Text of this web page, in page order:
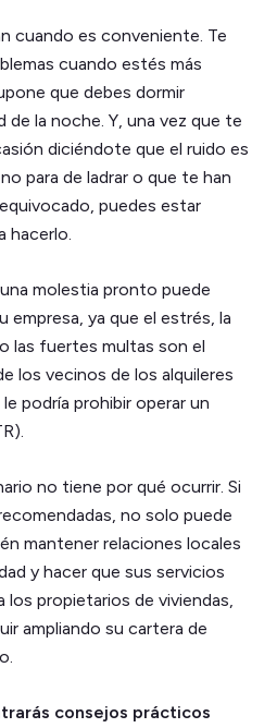
cuando es conveniente. Te
cuando estés más
que debes dormir
la noche. Y, una vez que te
diciéndote que el ruido es
para de ladrar o que te han
puedes estar
hacerlo.
molestia pronto puede
empresa, ya que el estrés, la
las fuertes multas son el
los vecinos de los alquileres
podría prohibir operar un
no tiene por qué ocurrir. Si
no solo puede
mantener relaciones locales
y hacer que sus servicios
propietarios de viviendas,
ampliando su cartera de
consejos prácticos